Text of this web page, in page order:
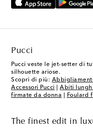
Pucci
Pucci veste le jet-setter di
silhouette ariose.
Scopri di più:
Accessori Pucci
Abiti
firmate da donna
Foulard
The finest edit in